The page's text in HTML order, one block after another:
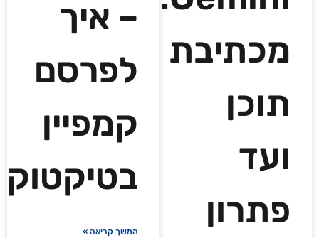
מכתיבת
תוכן
ועד
פתרון
– איך
לפרסם
קמפיין
בטיקטוק
המשך קריאה »